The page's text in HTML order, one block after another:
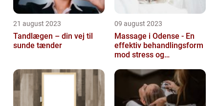
21 august 2023
Tandlægen – din vej til
sunde tænder
09 august 2023
Massage i Odense - En
effektiv behandlingsform
mod stress og